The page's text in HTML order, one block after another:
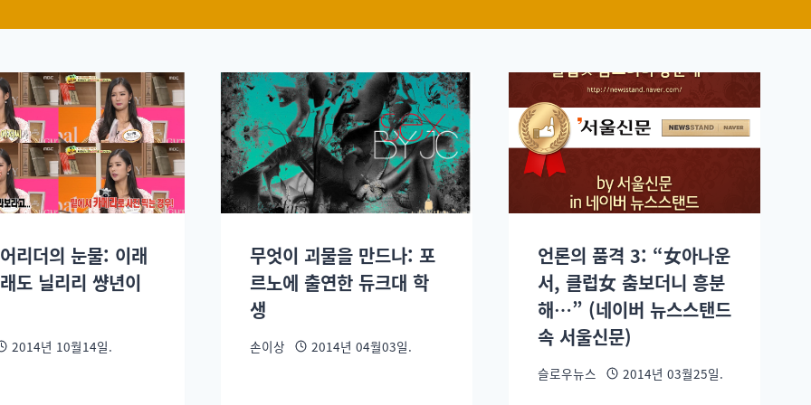
리더의 눈물: 이래
도 닐리리 썅년이
2014년 10월14일.
무엇이 괴물을 만드나: 포
르노에 출연한 듀크대 학
생
손이상 2014년 04월03일.
언론의 품격 3: “女아나운
서, 클럽女 춤보더니 흥분
해…” (네이버 뉴스스탠드
속 서울신문)
슬로우뉴스 2014년 03월25일.